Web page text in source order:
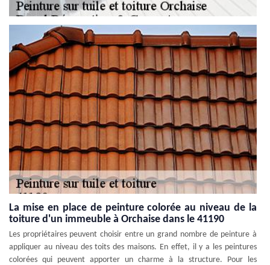
La mise en place de peinture colorée au niveau de la
toiture d'un immeuble à Orchaise dans le 41190
Les propriétaires peuvent choisir entre un grand nombre de peinture à
appliquer au niveau des toits des maisons. En effet, il y a les peintures
colorées qui peuvent apporter un charme à la structure. Pour les